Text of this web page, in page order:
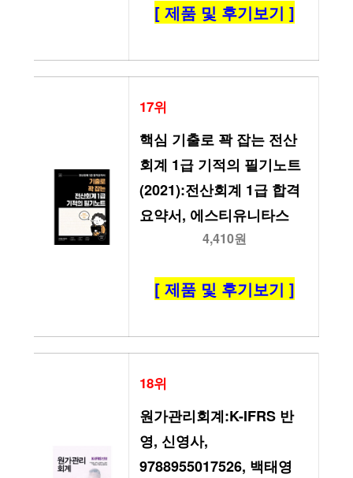
[ 제품 및 후기보기 ]
17위
핵심 기출로 꽉 잡는 전산
회계 1급 기적의 필기노트
(2021):전산회계 1급 합격
요약서, 에스티유니타스
4,410원
[ 제품 및 후기보기 ]
18위
원가관리회계:K-IFRS 반
영, 신영사,
9788955017526, 백태영